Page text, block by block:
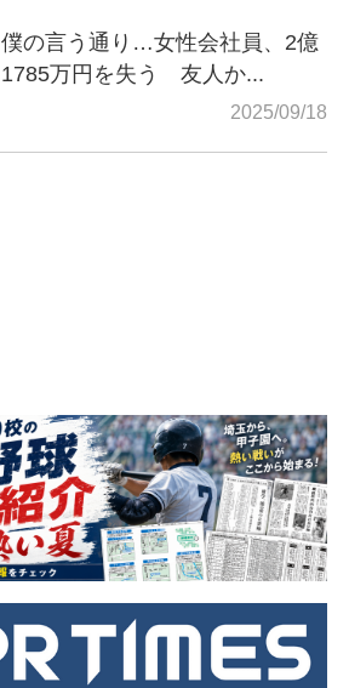
僕の言う通り…女性会社員、2億
1785万円を失う 友人か...
2025/09/18